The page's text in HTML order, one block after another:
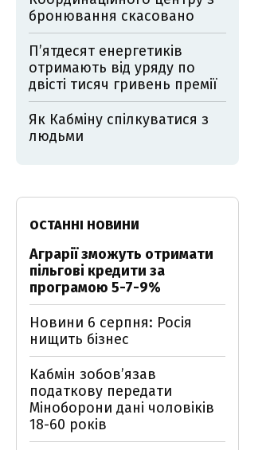
бронювання скасовано
П’ятдесят енергетиків
отримають від уряду по
двісті тисяч гривень премії
Як Кабміну спілкуватися з
людьми
ОСТАННІ НОВИНИ
Аграрії зможуть отримати
пільгові кредити за
програмою 5-7-9%
Новини 6 серпня: Росія
нищить бізнес
Кабмін зобовʼязав
податкову передати
Міноборони дані чоловіків
18-60 років